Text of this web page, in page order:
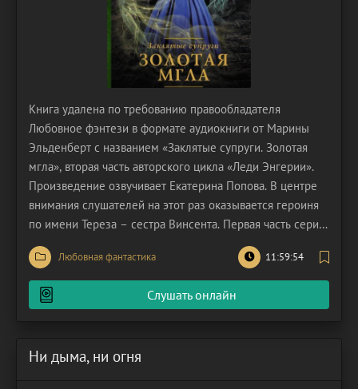
Книга удалена по требованию правообладателя
Любовное фэнтези в формате аудиокниги от Марины
Эльденберт с названием «Заклятые супруги. Золотая
мгла», вторая часть авторского цикла «Леди Энгерии».
Произведение озвучивает Екатерина Попова. В центре
внимания слушателей на этот раз оказывается героиня
по имени Тереза – сестра Винсента. Первая часть серии
была посвящена Луизе, в отличие от которой Тереза –
настоящая железная леди, владеющая необычной
магией. Главная героиня этой истории является
Любовная фантастика 11:59:54
Слушать онлайн
Ни дыма, ни огня